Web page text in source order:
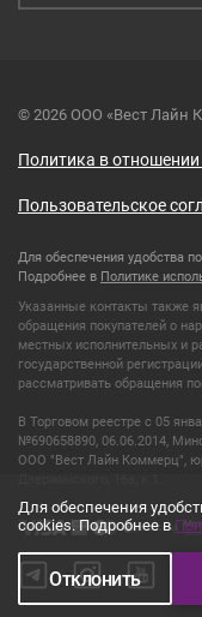
© 2026 ООО «Вест Лайн
Политика в
Пользовательское
Для обеспечения удобства
Подробнее в Политике
Указанные контакты также
обращения покупателей о
местных исполнительных и
государственной
рассматривать обращения
В Торговом реестре с 05
№690658890, 06.06.2014,
ООО "Вест Лайн Коммерц",
Для обеспечения
cookies. Подробнее в
Отклонить